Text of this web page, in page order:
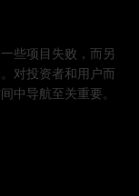
些项目失败，而另
对投资者和用户而
中导航至关重要。